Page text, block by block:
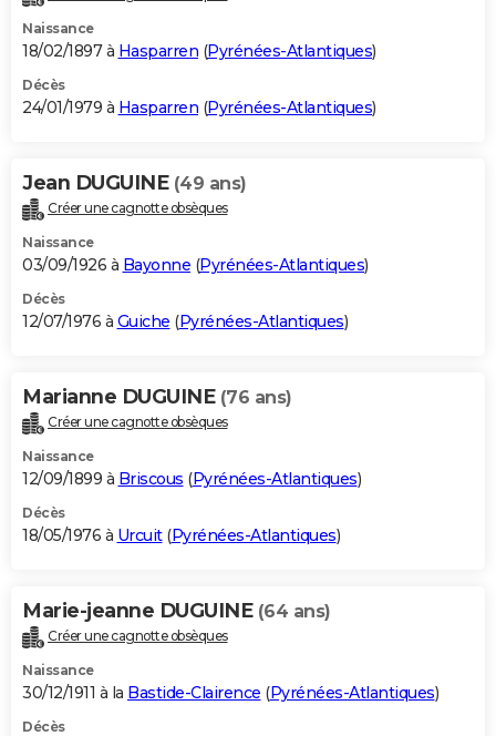
Naissance
18/02/1897 à Hasparren (Pyrénées-Atlantiques)
Décès
24/01/1979 à Hasparren (Pyrénées-Atlantiques)
Jean DUGUINE (49 ans)
Créer une cagnotte obsèques
Naissance
03/09/1926 à Bayonne (Pyrénées-Atlantiques)
Décès
12/07/1976 à Guiche (Pyrénées-Atlantiques)
Marianne DUGUINE (76 ans)
Créer une cagnotte obsèques
Naissance
12/09/1899 à Briscous (Pyrénées-Atlantiques)
Décès
18/05/1976 à Urcuit(Pyrénées-Atlantiques)
Marie-jeanne DUGUINE (64 ans)
Créer une cagnotte obsèques
Naissance
30/12/1911 à la Bastide-Clairence (Pyrénées-Atlantiques)
Décès